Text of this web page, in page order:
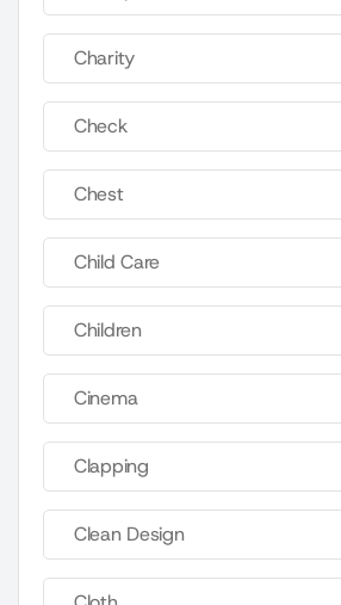
Charity
Check
Chest
Child Care
Children
Cinema
Clapping
Clean Design